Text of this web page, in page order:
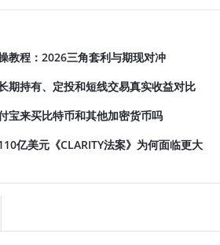
教程：2026三角套利与期现对冲
期持有、定投和短线交易真实收益对比
宝来买比特币和其他加密货币吗
亿美元《CLARITY法案》为何面临更大